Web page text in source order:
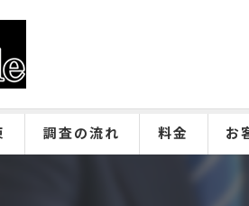
調査の流れ 料金 お